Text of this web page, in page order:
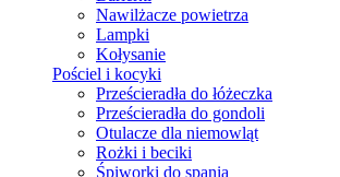
Nawilżacze powietrza
Lampki
Kołysanie
Pościel i kocyki
Prześcieradła do łóżeczka
Prześcieradła do gondoli
Otulacze dla niemowląt
Rożki i beciki
Śpiworki do spania